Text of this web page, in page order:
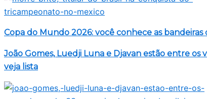
Copa do Mundo 2026: você conhece as
João Gomes, Luedji Luna e Djavan estão entre os
veja lista